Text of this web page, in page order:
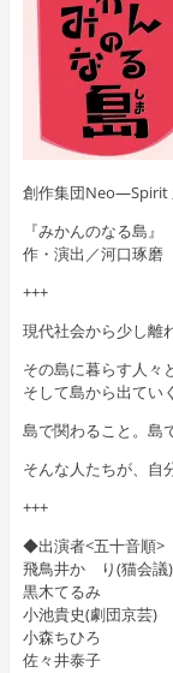
創作集団Neo―Spirit
『みかんのなる島』
作・演出／河口琢磨
+++
現代社会から少し離
その島に暮らす人々
そして島から出てい
島で関わること。島
そんな人たちが、自
+++
◆出演者<五十音順>
飛鳥井かゞり(猫会議)
黒木てるみ
小池貴史(劇団京芸)
小森ちひろ
佐々井泰子